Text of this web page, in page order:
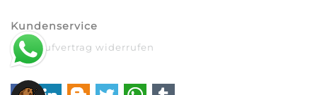
Kundenservice
done Kaufvertrag widerrufen